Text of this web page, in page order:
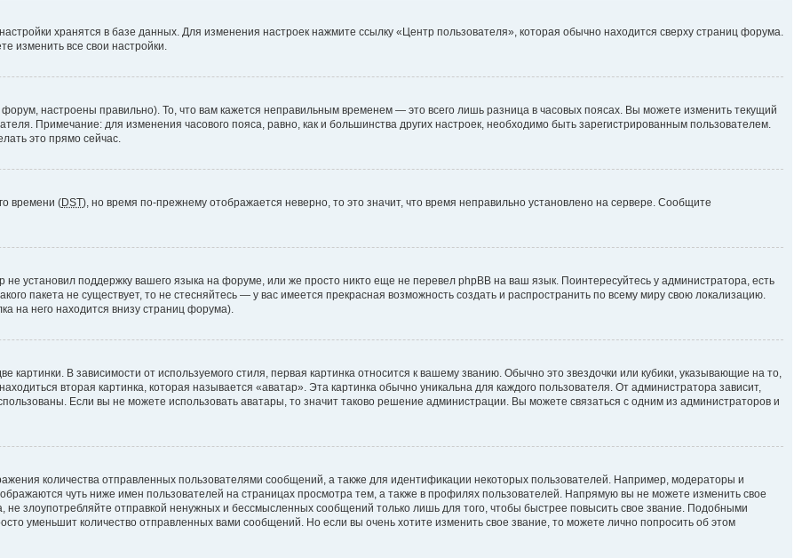
хранятся в базе данных. Для изменения настроек нажмите ссылку «Центр пользователя», которая обычно находится сверху страниц форума.
изменить все свои настройки.
настроены правильно). То, что вам кажется неправильным временем — это всего лишь разница в часовых поясах. Вы можете изменить текущий
Примечание: для изменения часового пояса, равно, как и большинства других настроек, необходимо быть зарегистрированным пользователем.
это прямо сейчас.
времени (DST), но время по-прежнему отображается неверно, то это значит, что время неправильно установлено на сервере. Сообщите
установил поддержку вашего языка на форуме, или же просто никто еще не перевел phpBB на ваш язык. Поинтересуйтесь у администратора, есть
пакета не существует, то не стесняйтесь — у вас имеется прекрасная возможность создать и распространить по всему миру свою локализацию.
на него находится внизу страниц форума).
В зависимости от используемого стиля, первая картинка относится к вашему званию. Обычно это звездочки или кубики, указывающие на то,
вторая картинка, которая называется «аватар». Эта картинка обычно уникальна для каждого пользователя. От администратора зависит,
Если вы не можете использовать аватары, то значит таково решение администрации. Вы можете связаться с одним из администраторов и
количества отправленных пользователями сообщений, а также для идентификации некоторых пользователей. Например, модераторы и
чуть ниже имен пользователей на страницах просмотра тем, а также в профилях пользователей. Напрямую вы не можете изменить свое
не злоупотребляйте отправкой ненужных и бессмысленных сообщений только лишь для того, чтобы быстрее повысить свое звание. Подобными
уменьшит количество отправленных вами сообщений. Но если вы очень хотите изменить свое звание, то можете лично попросить об этом